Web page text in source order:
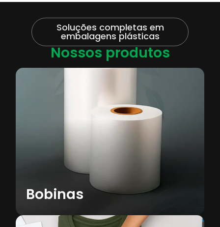
Soluções completas em
embalagens plásticas
Nossos produtos
Bobinas
Saiba mais
Envelopes para E-commerce
Opções como inviolável e AWB, ideais para
segurança e praticidade no envio de
Saiba mais